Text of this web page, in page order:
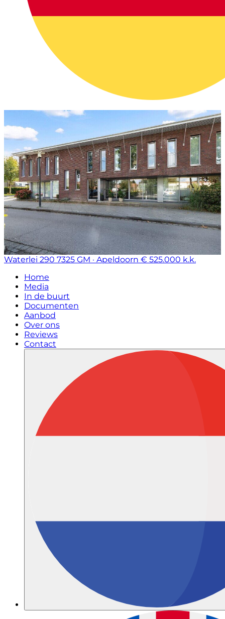
Waterlei 290 7325 GM · Apeldoorn € 525.000 k.k.
Home
Media
In de buurt
Documenten
Aanbod
Over ons
Reviews
Contact